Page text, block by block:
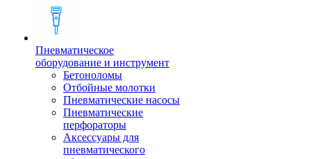
Пневматическое
оборудование и инструмент
Бетоноломы
Отбойные молотки
Пневматические насосы
Пневматические
перфораторы
Аксессуары для
пневматического